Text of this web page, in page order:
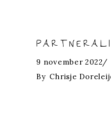
9 november 2022
By Chrisje